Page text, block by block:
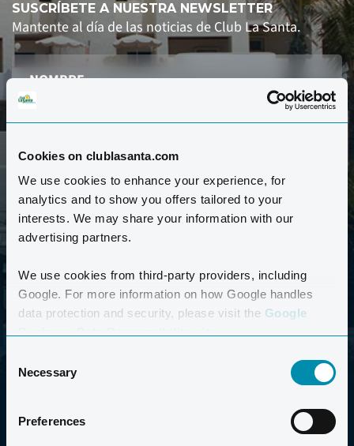
Cookies on clublasanta.com
We use cookies to enhance your experience, for
analytics and to show you offers tailored to your
interests. We may share your information with our
advertising partners.
We use cookies from third-party providers, including
Google. For more information on how Google handles
data protection and security, please visit the Google
Selection
Necessary
Preferences
SUSCRÍBETE A NUESTRA NEWSLETTER
Mantente al día de las noticias de Club La Santa.
REGISTRARSE AQUÍ
He leído y acepto la política de privacidad de Club